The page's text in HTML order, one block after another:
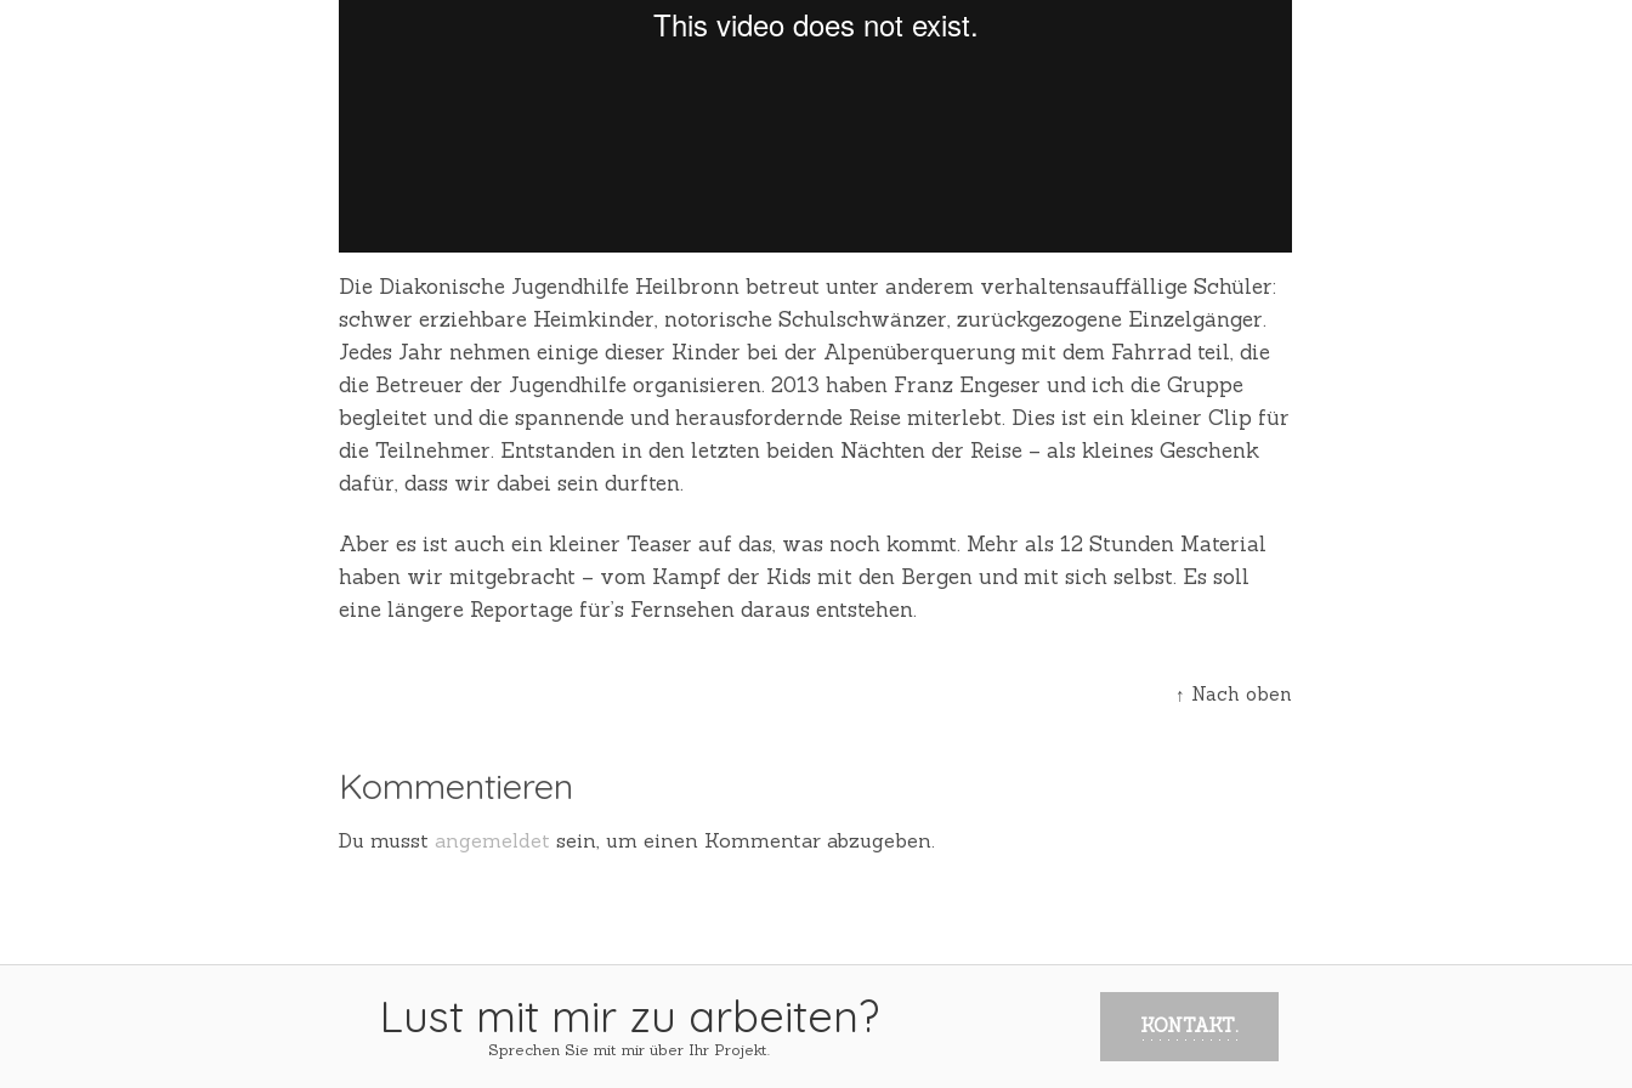
Die Diakonische Jugendhilfe Heilbronn betreut unter anderem verhaltensauffällige Schüler:
schwer erziehbare Heimkinder, notorische Schulschwänzer, zurückgezogene Einzelgänger.
Jedes Jahr nehmen einige dieser Kinder bei der Alpenüberquerung mit dem Fahrrad teil, die
die Betreuer der Jugendhilfe organisieren. 2013 haben Franz Engeser und ich die Gruppe
begleitet und die spannende und herausfordernde Reise miterlebt. Dies ist ein kleiner Clip für
die Teilnehmer. Entstanden in den letzten beiden Nächten der Reise – als kleines Geschenk
dafür, dass wir dabei sein durften.
Aber es ist auch ein kleiner Teaser auf das, was noch kommt. Mehr als 12 Stunden Material
haben wir mitgebracht – vom Kampf der Kids mit den Bergen und mit sich selbst. Es soll
eine längere Reportage für’s Fernsehen daraus entstehen.
↑ Nach oben
Kommentieren
Du musst angemeldet sein, um einen Kommentar abzugeben.
Lust mit mir zu arbeiten?
Sprechen Sie mit mir über Ihr Projekt.
KONTAKT.